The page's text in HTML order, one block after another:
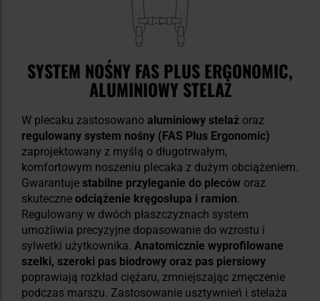
SYSTEM NOŚNY FAS PLUS ERGONOMIC,
ALUMINIOWY STELAŻ
W plecaku zastosowano aluminiowy stelaż oraz
regulowany system nośny (FAS Plus Ergonomic)
zaprojektowany z myślą o długotrwałym,
komfortowym noszeniu plecaka z dużym obciążeniem.
Gwarantuje stabilne przyleganie do pleców oraz
skuteczne odciążenie kręgosłupa i ramion.
Regulowany w dwóch płaszczyznach system
umożliwia precyzyjne dopasowanie do wzrostu i
sylwetki użytkownika. Anatomicznie wyprofilowane
szelki, szeroki pas biodrowy oraz pas piersiowy
poprawiają rozkład ciężaru, zmniejszając zmęczenie
podczas marszu. Zastosowanie usztywnień i stelaża